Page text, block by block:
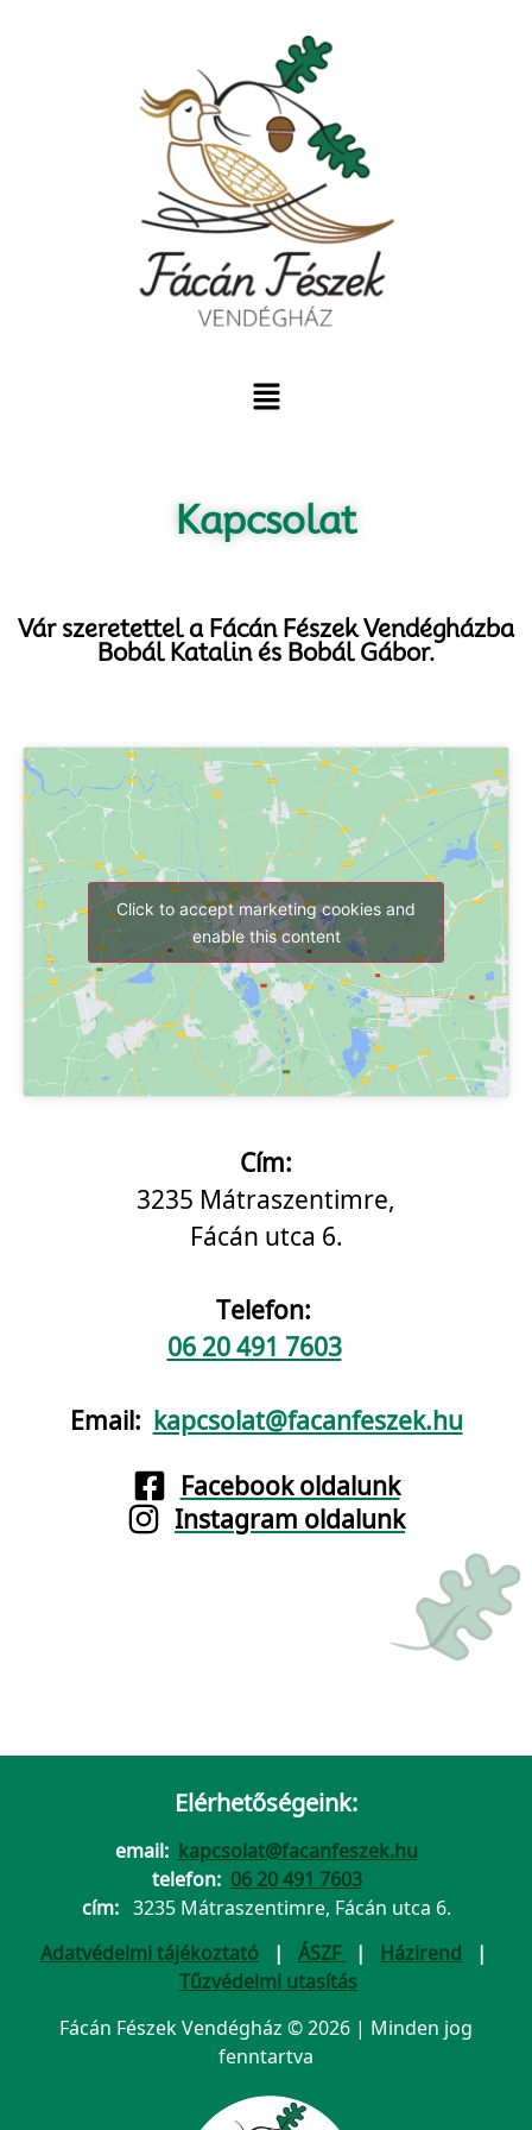
Kapcsolat
Vár szeretettel a Fácán Fészek Vendégházba
Bobál Katalin és Bobál Gábor.
Click to accept marketing cookies and
enable this content
Cím:
3235 Mátraszentimre,
Fácán utca 6.
Telefon:
06 20 491 7603
Email: kapcsolat@facanfeszek.hu
Facebook oldalunk
Instagram oldalunk
Elérhetőségeink:
email: kapcsolat@facanfeszek.hu
telefon: 06 20 491 7603
cím:3235 Mátraszentimre, Fácán utca 6.
Adatvédelmi tájékoztató | ÁSZF | Házirend |
Tűzvédelmi utasítás
Fácán Fészek Vendégház © 2026 | Minden jog
fenntartva